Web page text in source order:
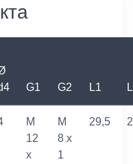
G1 G2 L1
M
12
x
M
8 x
1
29,5